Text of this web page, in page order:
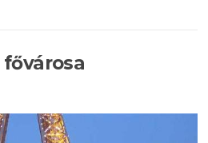
fővárosa